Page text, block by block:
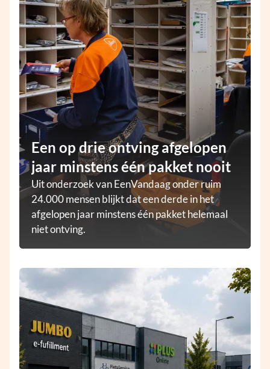
Een op drie ontving afgelopen
jaar minstens één pakket nooit
Uit onderzoek van EenVandaag onder ruim
24.000 mensen blijkt dat een derde in het
afgelopen jaar minstens één pakket helemaal
niet ontving.